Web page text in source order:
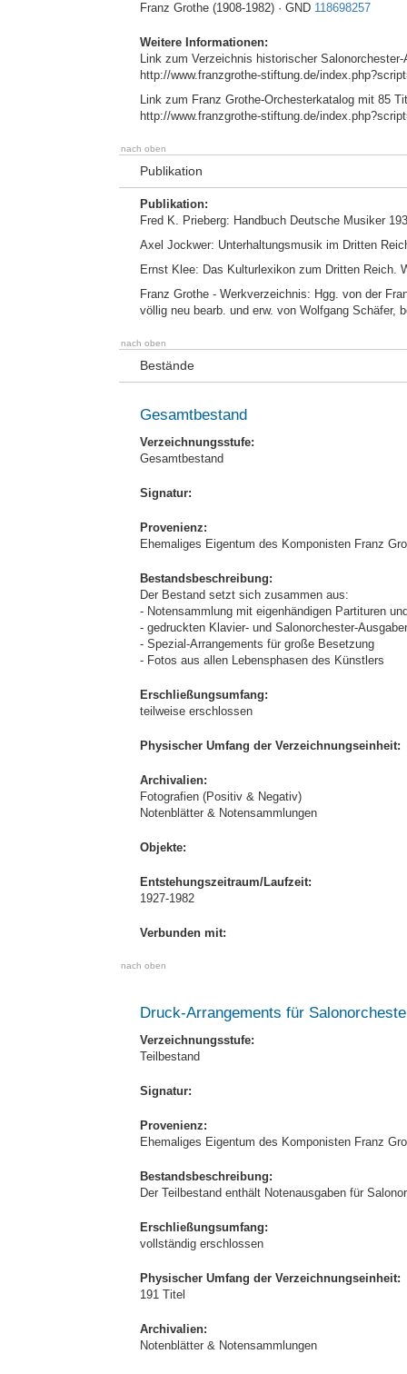
Franz Grothe (1908-1982) · GND 118698257
Weitere Informationen:
Link zum Verzeichnis historischer
http://www.franzgrothe-stiftung.de/
Link zum Franz Grothe-Orchesterkatalog mit 85
http://www.franzgrothe-stiftung.de/
nach oben
Publikation
Publikation:
Fred K. Prieberg: Handbuch Deutsche Musiker
Axel Jockwer: Unterhaltungsmusik im Dritten
Ernst Klee: Das Kulturlexikon zum Dritten Reich.
Franz Grothe - Werkverzeichnis: Hgg. von der
völlig neu bearb. und erw. von Wolfgang Schäfer,
nach oben
Bestände
Gesamtbestand
Verzeichnungsstufe:
Gesamtbestand
Signatur:
Provenienz:
Ehemaliges Eigentum des Komponisten Franz
Bestandsbeschreibung:
Der Bestand setzt sich zusammen aus:
- Notensammlung mit eigenhändigen Partituren
- gedruckten Klavier- und Salonorchester-
- Spezial-Arrangements für große Besetzung
- Fotos aus allen Lebensphasen des Künstlers
Erschließungsumfang:
teilweise erschlossen
Physischer Umfang der Verzeichnungseinheit:
Archivalien:
Fotografien (Positiv & Negativ)
Notenblätter & Notensammlungen
Objekte:
Entstehungszeitraum/Laufzeit:
1927-1982
Verbunden mit:
nach oben
Druck-Arrangements für
Verzeichnungsstufe:
Teilbestand
Signatur:
Provenienz:
Ehemaliges Eigentum des Komponisten Franz
Bestandsbeschreibung:
Der Teilbestand enthält Notenausgaben für
Erschließungsumfang:
vollständig erschlossen
Physischer Umfang der Verzeichnungseinheit:
191 Titel
Archivalien:
Notenblätter & Notensammlungen